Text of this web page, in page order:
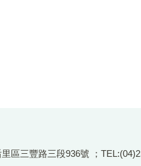
區三豐路三段936號 ；